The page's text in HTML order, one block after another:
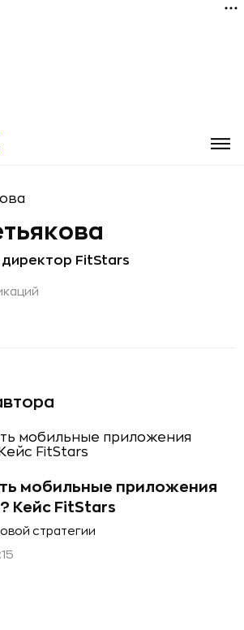
мобильные приложения
Кейс FitStars
стратегии
FitStars